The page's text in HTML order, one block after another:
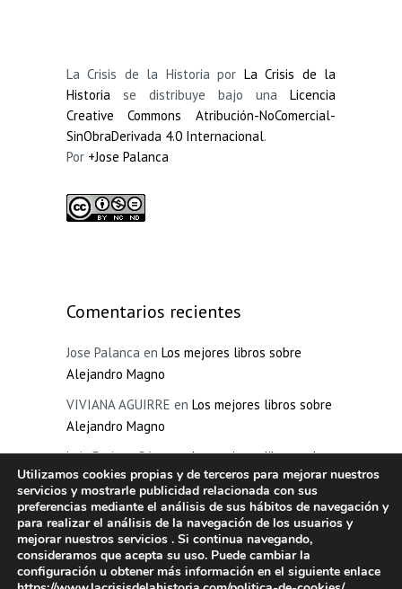
La Crisis de la Historia por La Crisis de la
Historia se distribuye bajo una Licencia
Creative Commons Atribución-NoComercial-
SinObraDerivada 4.0 Internacional.
Por +Jose Palanca
Comentarios recientes
Jose Palanca en Los mejores libros sobre
Alejandro Magno
VIVIANA AGUIRRE en Los mejores libros sobre
Alejandro Magno
Luis Enrique PérezenLos mejores libros sobre
la inquisición española
PilarenLa edad oscura de Grecia
Manuel VillegasenLa Inquisición española
Utilizamos cookies propias y de terceros para mejorar nuestros
servicios y mostrarle publicidad relacionada con sus
preferencias mediante el análisis de sus hábitos de navegación y
para realizar el análisis de la navegación de los usuarios y
mejorar nuestros servicios . Si continua navegando,
consideramos que acepta su uso. Puede cambiar la
configuración u obtener más información en el siguiente enlace